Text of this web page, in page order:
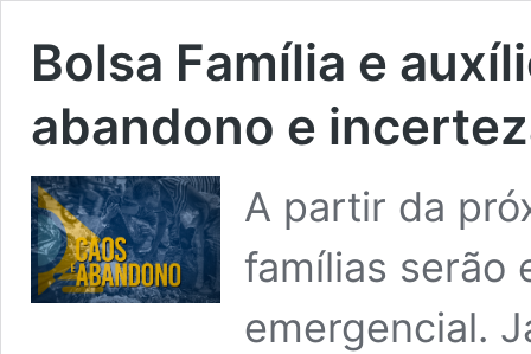
Bolsa Família e
abandono e
A partir da
famílias serão
emergencial.